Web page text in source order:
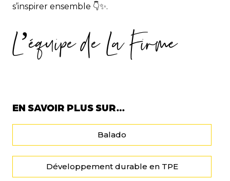
s’inspirer ensemble 👇✨.
L’équipe de La Firme
EN SAVOIR PLUS SUR…
Balado
Développement durable en TPE